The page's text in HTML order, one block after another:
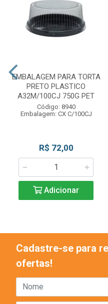
EMBALAGEM PARA TORTA
PRETO PLASTICO
A32M/100CJ 750G PET
Código: 8940
Embalagem: CX C/100CJ
R$ 72,00
Adicionar
Cadastre-se para
ofertas!